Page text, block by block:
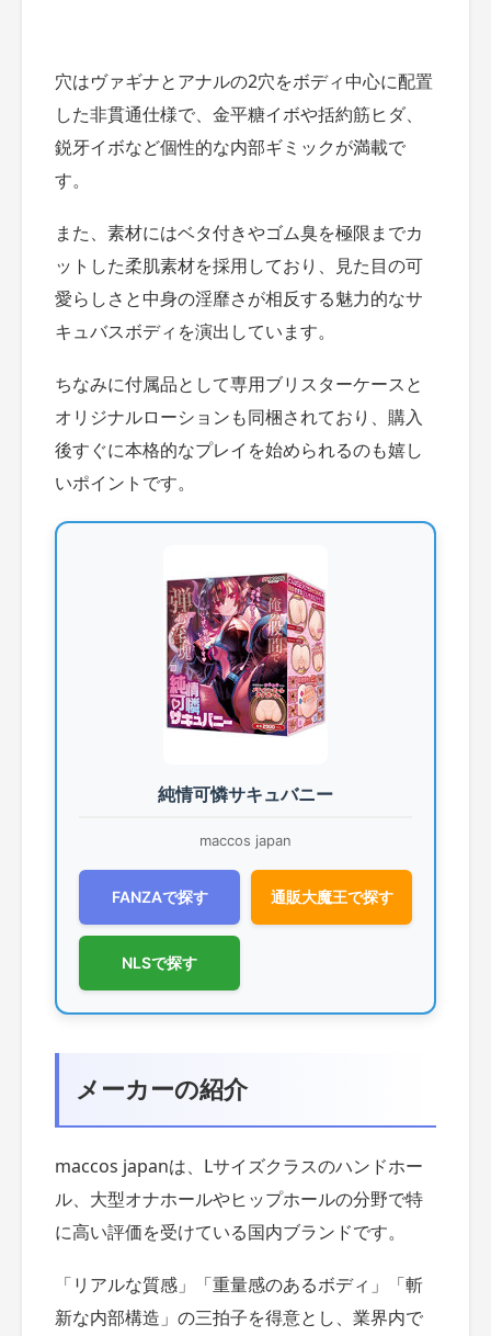
穴はヴァギナとアナルの2穴をボディ中心に配置
した非貫通仕様で、金平糖イボや括約筋ヒダ、
鋭牙イボなど個性的な内部ギミックが満載で
す。
また、素材にはベタ付きやゴム臭を極限までカ
ットした柔肌素材を採用しており、見た目の可
愛らしさと中身の淫靡さが相反する魅力的なサ
キュバスボディを演出しています。
ちなみに付属品として専用ブリスターケースと
オリジナルローションも同梱されており、購入
後すぐに本格的なプレイを始められるのも嬉し
いポイントです。
純情可憐サキュバニー
maccos japan
FANZAで探す 通販大魔王で探す
NLSで探す
メーカーの紹介
maccos japanは、Lサイズクラスのハンドホー
ル、大型オナホールやヒップホールの分野で特
に高い評価を受けている国内ブランドです。
「リアルな質感」「重量感のあるボディ」「斬
新な内部構造」の三拍子を得意とし、業界内で